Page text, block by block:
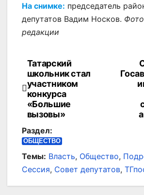
На снимке: председатель
депутатов Вадим Носков.
редакции
Навигация
по
записям
Татарский
школьник стал
участником
конкурса
«Большие
вызовы»
Раздел:
ОБЩЕСТВО
Темы: Власть, Общество,
Сессия, Совет депутатов,